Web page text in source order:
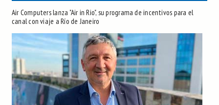
Air Computers lanza "Air in Rio", su programa de incentivos para el
canal con viaje a Río de Janeiro